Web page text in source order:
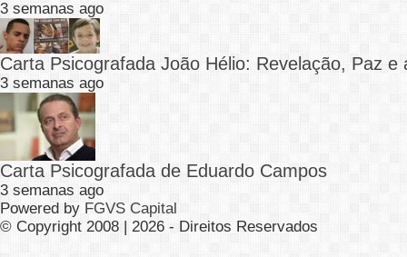
3 semanas ago
Carta Psicografada João Hélio: Revelação, Paz e
3 semanas ago
Carta Psicografada de Eduardo Campos
3 semanas ago
Powered by FGVS Capital
© Copyright 2008 | 2026 - Direitos Reservados